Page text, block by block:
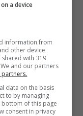
a device
information from
other device
with 319
and our partners
partners.
data on the basis
to by managing
of this page
consent in privacy